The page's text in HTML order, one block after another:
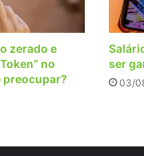
zerado e
no
preocupar?
ser
03/